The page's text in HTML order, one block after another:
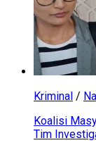
Kriminal /
Koalisi
Tim